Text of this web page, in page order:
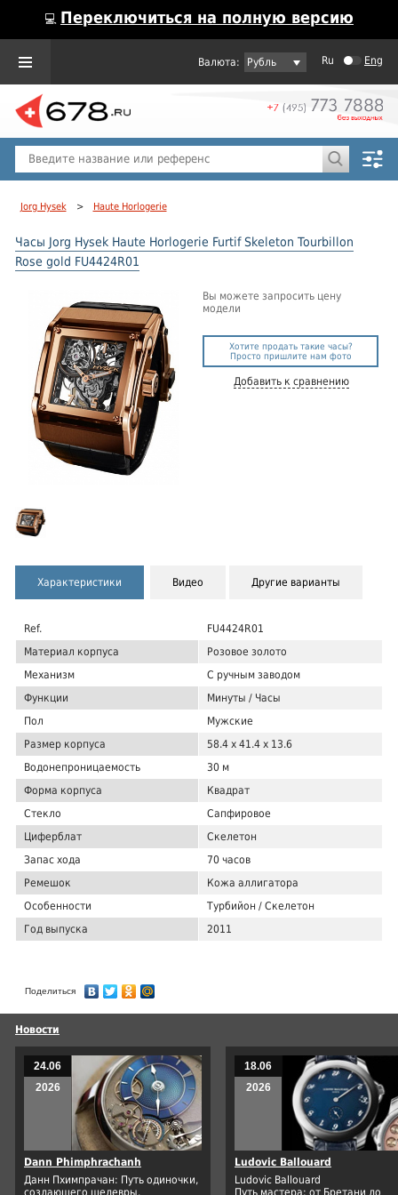
💻 Переключиться на полную версию
Рубль Ru Eng
Jorg Hysek > Haute Horlogerie
Часы Jorg Hysek Haute Horlogerie Furtif Skeleton Tourbillon
Rose gold FU4424R01
Вы можете запросить цену
модели
Хотите продать такие часы?
Просто пришлите нам фото
Добавить к сравнению
Характеристики Видео Другие варианты
Ref.
FU4424R01
Материал корпуса
Розовое золото
Механизм
С ручным заводом
Функции
Минуты / Часы
Пол
Мужские
Размер корпуса
58.4 х 41.4 х 13.6
Водонепроницаемость
30 м
Форма корпуса
Квадрат
Стекло
Сапфировое
Циферблат
Скелетон
Запас хода
70 часов
Ремешок
Кожа аллигатора
Особенности
Турбийон / Скелетон
Год выпуска
2011
Поделиться
Новости
24.06
2026
Dann Phimphrachanh
Данн Пхимпрачан: Путь одиночки,
создающего шедевры.
18.06
2026
Ludovic Ballouard
Ludovic Ballouard
Путь мастера: от Бретани до